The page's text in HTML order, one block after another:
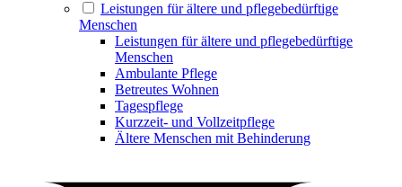
Leistungen für ältere und pflegebedürftige
Menschen
Leistungen für ältere und pflegebedürftige
Menschen
Ambulante Pflege
Betreutes Wohnen
Tagespflege
Kurzzeit- und Vollzeitpflege
Ältere Menschen mit Behinderung